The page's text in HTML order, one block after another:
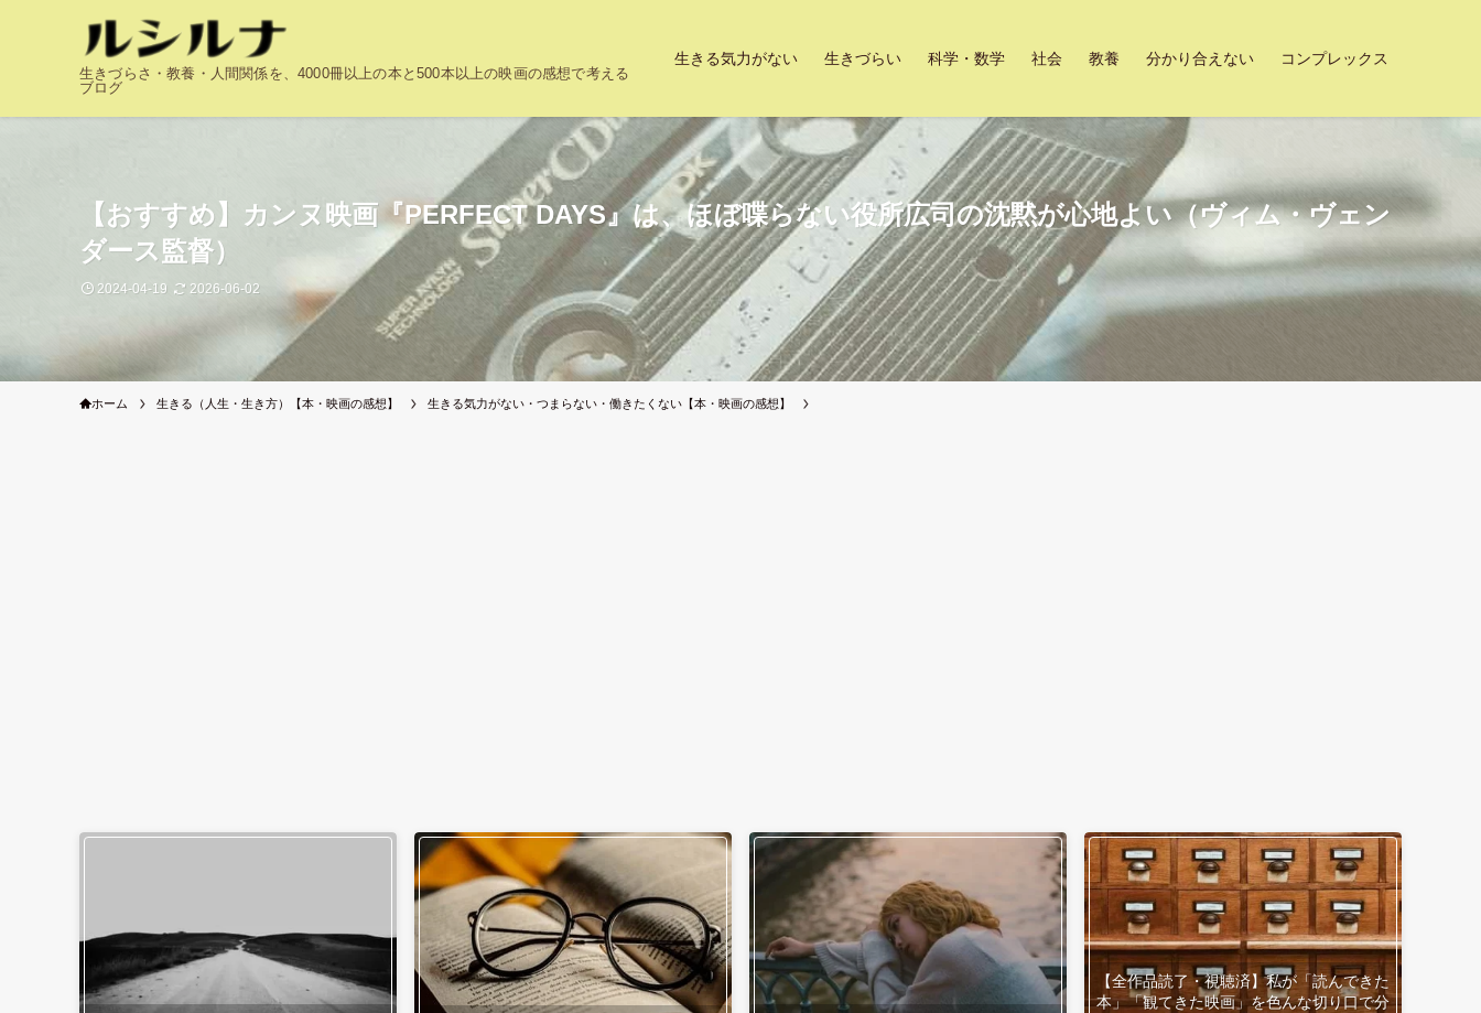
生きづらさ・教養・人間関係を、4000冊以上の本と500本以上の映画の感想で考える
ブログ
生きる気力がない 生きづらい 科学・数学 社会 教養 分かり合えない コンプレックス
【おすすめ】カンヌ映画『PERFECT DAYS』は、ほぼ喋らない役所広司の沈黙が心地よい（ヴィム・ヴェン
ダース監督）
2024-04-19 2026-06-02
ホーム 生きる（人生・生き方）【本・映画の感想】 生きる気力がない・つまらない・働きたくない【本・映画の感想】
【全作品読了・視聴済】私が「読んできた
本」「観てきた映画」を色んな切り口で分